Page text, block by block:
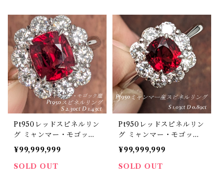
Pt950レッドスピネルリン
グ ミャンマー・モゴック
産 レッドスピネル 2.30ct
ダイヤモンド 1.43ct【PR
O206902】
¥99,999,999
SOLD OUT
Pt950レッドスピネルリン
グ ミャンマー・モゴック
産 スピネル 1.03ct ダイヤ
モンド 0.89ct【PRO206
308】
¥99,999,999
SOLD OUT